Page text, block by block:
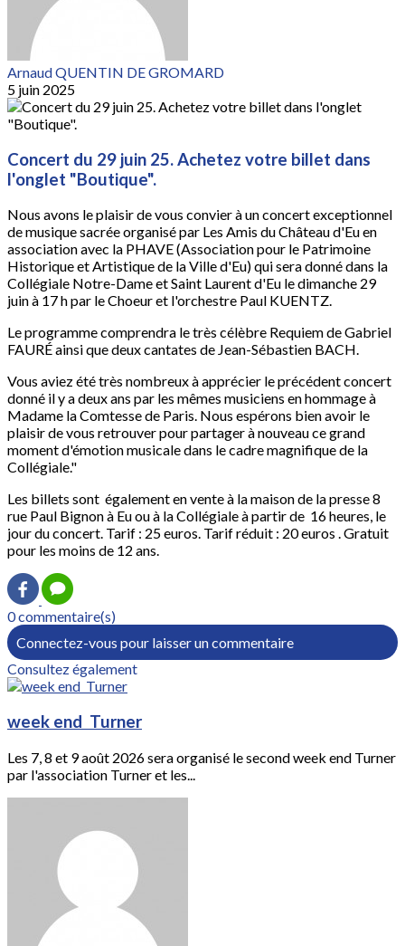
Arnaud QUENTIN DE GROMARD
5 juin 2025
Concert du 29 juin 25. Achetez votre billet dans
l'onglet "Boutique".
Nous avons le plaisir de vous convier à un concert exceptionnel
de musique sacrée organisé par Les Amis du Château d'Eu en
association avec la PHAVE (Association pour le Patrimoine
Historique et Artistique de la Ville d'Eu) qui sera donné dans la
Collégiale Notre-Dame et Saint Laurent d'Eu le dimanche 29
juin à 17 h par le Choeur et l'orchestre Paul KUENTZ.
Le programme comprendra le très célèbre Requiem de Gabriel
FAURÉ ainsi que deux cantates de Jean-Sébastien BACH.
Vous aviez été très nombreux à apprécier le précédent concert
donné il y a deux ans par les mêmes musiciens en hommage à
Madame la Comtesse de Paris. Nous espérons bien avoir le
plaisir de vous retrouver pour partager à nouveau ce grand
moment d'émotion musicale dans le cadre magnifique de la
Collégiale."
Les billets sont également en vente à la maison de la presse 8
rue Paul Bignon à Eu ou à la Collégiale à partir de 16 heures, le
jour du concert. Tarif : 25 euros. Tarif réduit : 20 euros . Gratuit
pour les moins de 12 ans.
0 commentaire(s)
Connectez-vous pour laisser un commentaire
Consultez également
week end Turner
Les 7, 8 et 9 août 2026 sera organisé le second week end Turner
par l'association Turner et les...